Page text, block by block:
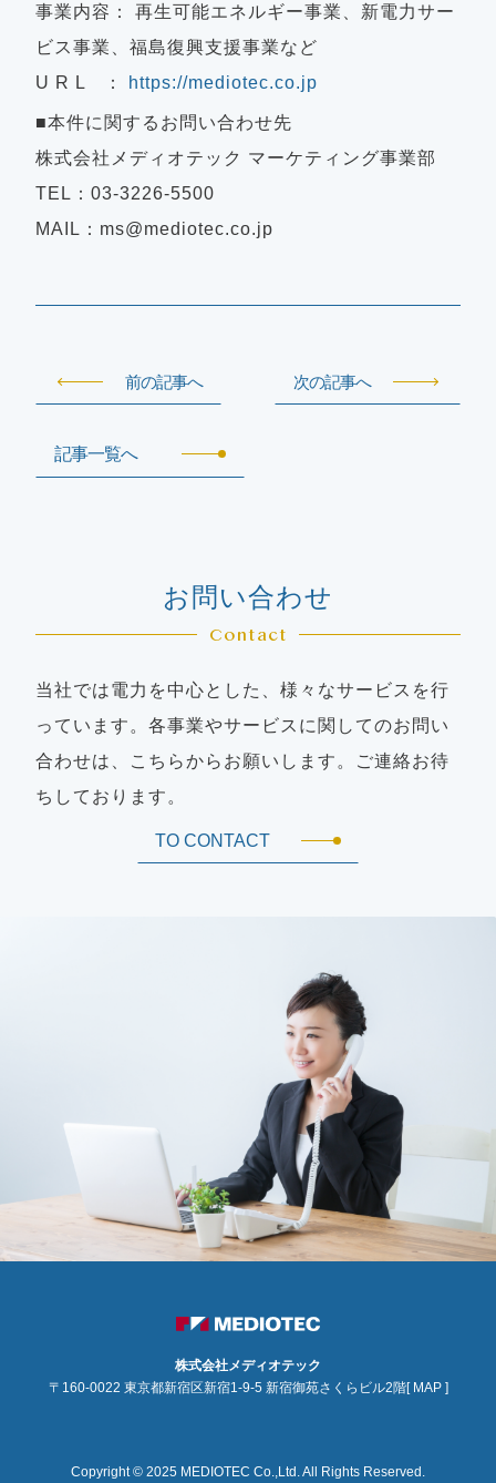
事業内容： 再生可能エネルギー事業、新電力サー
ビス事業、福島復興支援事業など
U R L ：
https://mediotec.co.jp
■本件に関するお問い合わせ先
株式会社メディオテック マーケティング事業部
TEL：03-3226-5500
MAIL： ms@mediotec.co.jp
前の記事へ 次の記事へ
記事一覧へ
お問い合わせ
Contact
当社では電力を中心とした、様々なサービスを行
っています。各事業やサービスに関してのお問い
合わせは、こちらからお願いします。ご連絡お待
ちしております。
TO CONTACT
株式会社メディオテック
〒160-0022 東京都新宿区新宿1-9-5 新宿御苑さくらビル2階[ MAP ]
Copyright © 2025 MEDIOTEC Co.,Ltd. All Rights Reserved.